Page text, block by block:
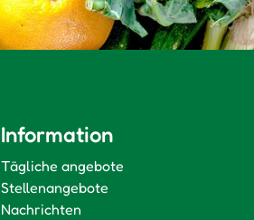
Information
Tägliche angebote
Stellenangebote
Nachrichten